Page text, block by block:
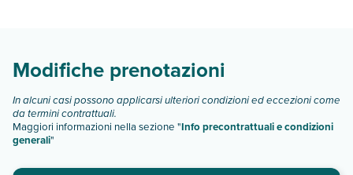
Modifiche prenotazioni
In alcuni casi possono applicarsi ulteriori condizioni ed eccezioni come
da termini contrattuali.
Maggiori informazioni nella sezione "Info precontrattuali e condizioni
generali"